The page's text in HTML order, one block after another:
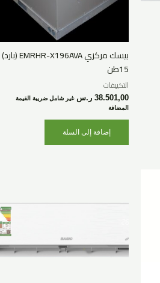
بيسك مركزي EMRHR-X196AVA (بارد)
15طن
التكييفات
38.501,00 ر.س غير شامل ضريبة القيمة
المضافة
إضافة إلى السلة